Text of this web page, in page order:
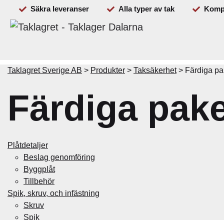
Säkra leveranser Alla typer av tak
Plåtdetaljer Spik & skruv
Taklagret Sverige AB > Produkter > Taksäkerhet> Färdiga
Färdiga
Plåtdetaljer
Beslag genomföring
Byggplåt
Tillbehör
Spik, skruv, och infästning
Skruv
Spik